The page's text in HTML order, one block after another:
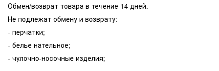
Обмен/возврат товара в течение 14 дней.
Не подлежат обмену и возврату:
- перчатки;
- белье нательное;
- чулочно-носочные изделия;